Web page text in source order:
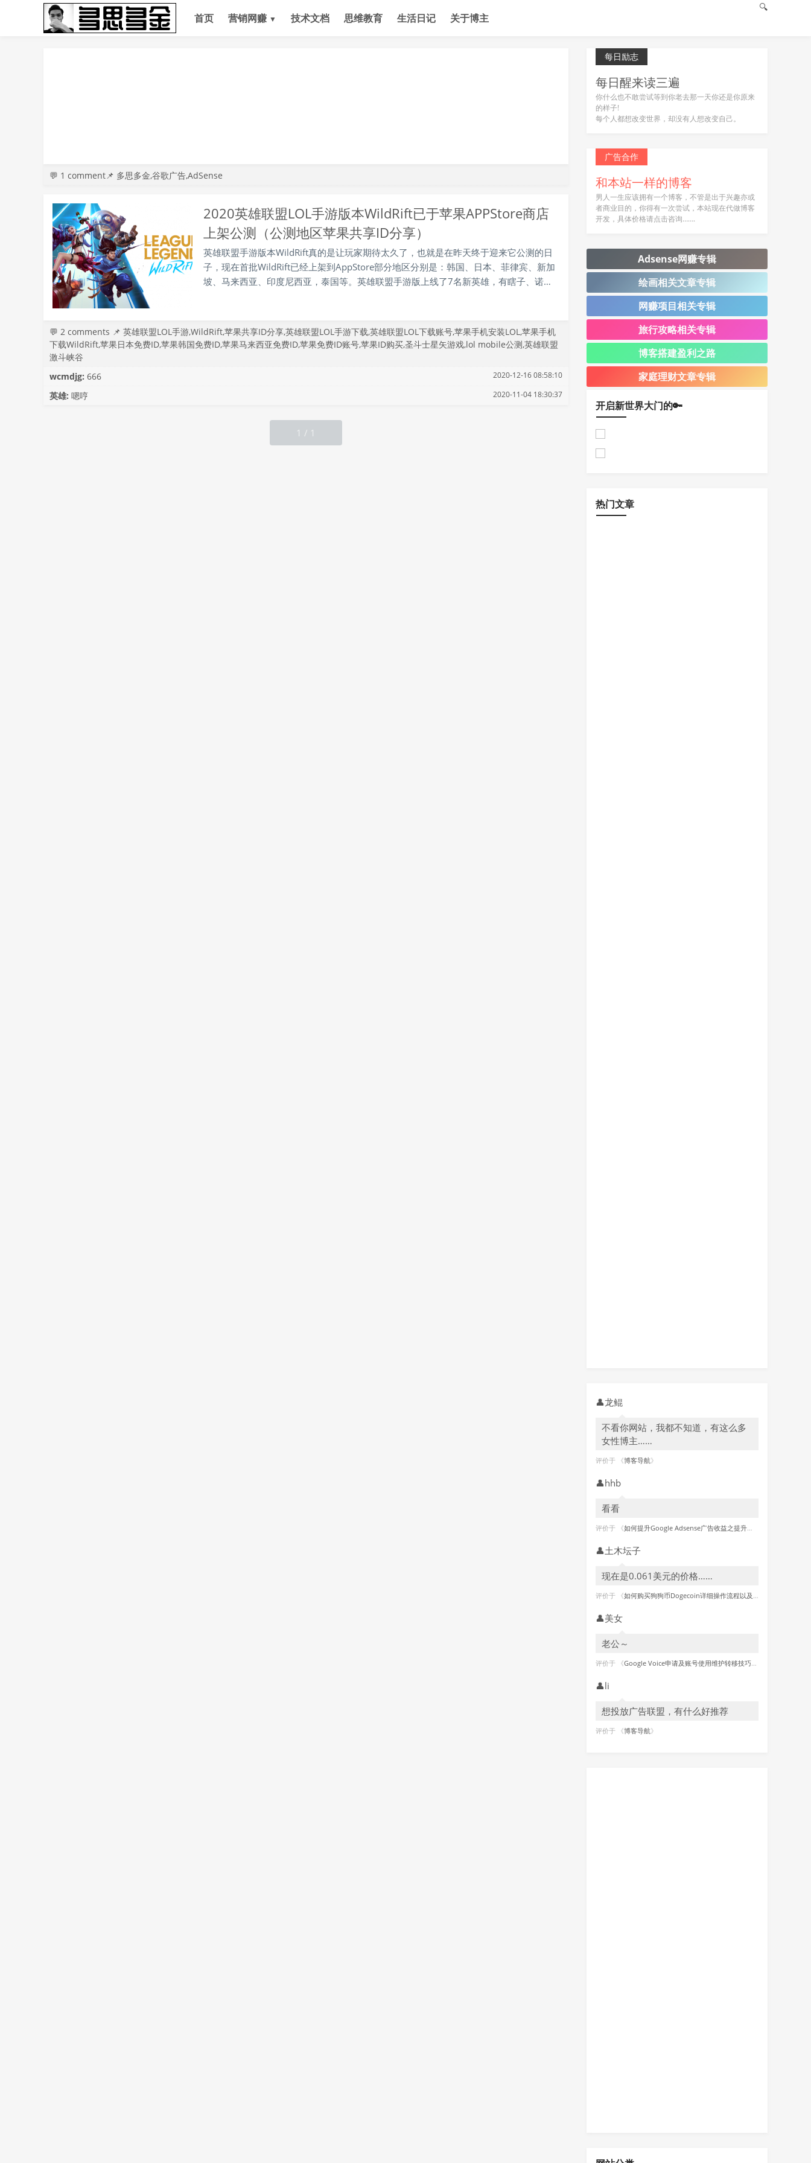
首页 营销网赚 ▼ 技术文档 思维教育 生活日记 关于博主
🔍
💬 1 comment📌 多思多金,谷歌广告,AdSense
2020英雄联盟LOL手游版本WildRift已于苹果APPStore商店
上架公测（公测地区苹果共享ID分享）
英雄联盟手游版本WildRift真的是让玩家期待太久了，也就是在昨天终于迎来它公测的日
子，现在首批WildRift已经上架到AppStore部分地区分别是：韩国、日本、菲律宾、新加
坡、马来西亚、印度尼西亚，泰国等。英雄联盟手游版上线了7名新英雄，有瞎子、诺
日，本以为还...
💬 2 comments 📌 英雄联盟LOL手游,WildRift,苹果共享ID分享,英雄联盟LOL手游下载,英雄联盟LOL下载账号,苹果手机安装LOL,苹果手机
下载WildRift,苹果日本免费ID,苹果韩国免费ID,苹果马来西亚免费ID,苹果免费ID账号,苹果ID购买,圣斗士星矢游戏,lol mobile公测,英雄联盟
激斗峡谷
wcmdjg: 666 2020-12-16 08:58:10
英雄: 嗯哼 2020-11-04 18:30:37
1 / 1
每日励志
每日醒来读三遍
你什么也不敢尝试等到你老去那一天你还是你原来
的样子!
每个人都想改变世界，却没有人想改变自己。
广告合作
和本站一样的博客
男人一生应该拥有一个博客，不管是出于兴趣亦或
者商业目的，你得有一次尝试，本站现在代做博客
开发，具体价格请点击咨询…….
Adsense网赚专辑
绘画相关文章专辑
网赚项目相关专辑
旅行攻略相关专辑
博客搭建盈利之路
家庭理财文章专辑
开启新世界大门的🔑
热门文章
👤龙鲲
不看你网站，我都不知道，有这么多
女性博主……
评价于 《博客导航》
👤hhb
看看
评价于 《如何提升Google Adsense广告收益之提升广告点击单价篇?
👤土木坛子
现在是0.061美元的价格……
评价于 《如何购买狗狗币Dogecoin详细操作流程以及挖矿图文教程【2021最新教程】
👤美女
老公～
评价于 《Google Voice申请及账号使用维护转移技巧图文教程 2021更新
👤li
想投放广告联盟，有什么好推荐
评价于 《博客导航》